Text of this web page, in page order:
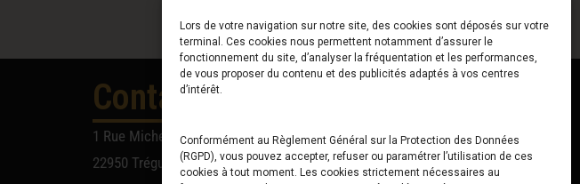
Lors de votre navigation sur notre site, des cookies sont déposés sur votre
terminal. Ces cookies nous permettent notamment d’assurer le
fonctionnement du site, d’analyser la fréquentation et les performances,
de vous proposer du contenu et des publicités adaptés à vos centres
d’intérêt.
Conformément au Règlement Général sur la Protection des Données
(RGPD), vous pouvez accepter, refuser ou paramétrer l’utilisation de ces
cookies à tout moment. Les cookies strictement nécessaires au
Contact
1 Rue Michel Audiard
22950 Trégueux
Du Lundi au Vendredi
10h00 – 12h30 // 14h00 –